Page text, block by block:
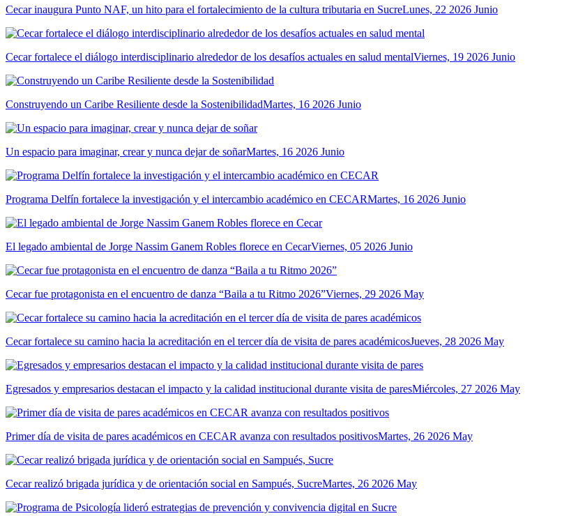
Cecar inaugura Punto NAF, un hito para el fortalecimiento de la cultura tributaria en SucreLunes, 22 2026 Junio
Cecar fortalece el diálogo interdisciplinario alrededor de los desafíos actuales en salud mentalViernes, 19 2026 Junio
Construyendo un Caribe Resiliente desde la SostenibilidadMartes, 16 2026 Junio
Un espacio para imaginar, crear y nunca dejar de soñarMartes, 16 2026 Junio
Programa Delfín fortalece la investigación y el intercambio académico en CECARMartes, 16 2026 Junio
El legado ambiental de Jorge Nassim Ganem Robles florece en CecarViernes, 05 2026 Junio
Cecar fue protagonista en el encuentro de danza “Baila a tu Ritmo 2026”Viernes, 29 2026 May
Cecar fortalece su camino hacia la acreditación en el tercer día de visita de pares académicosJueves, 28 2026 May
Egresados y empresarios destacan el impacto y la calidad institucional durante visita de paresMiércoles, 27 2026 May
Primer día de visita de pares académicos en CECAR avanza con resultados positivosMartes, 26 2026 May
Cecar realizó brigada jurídica y de orientación social en Sampués, SucreMartes, 26 2026 May